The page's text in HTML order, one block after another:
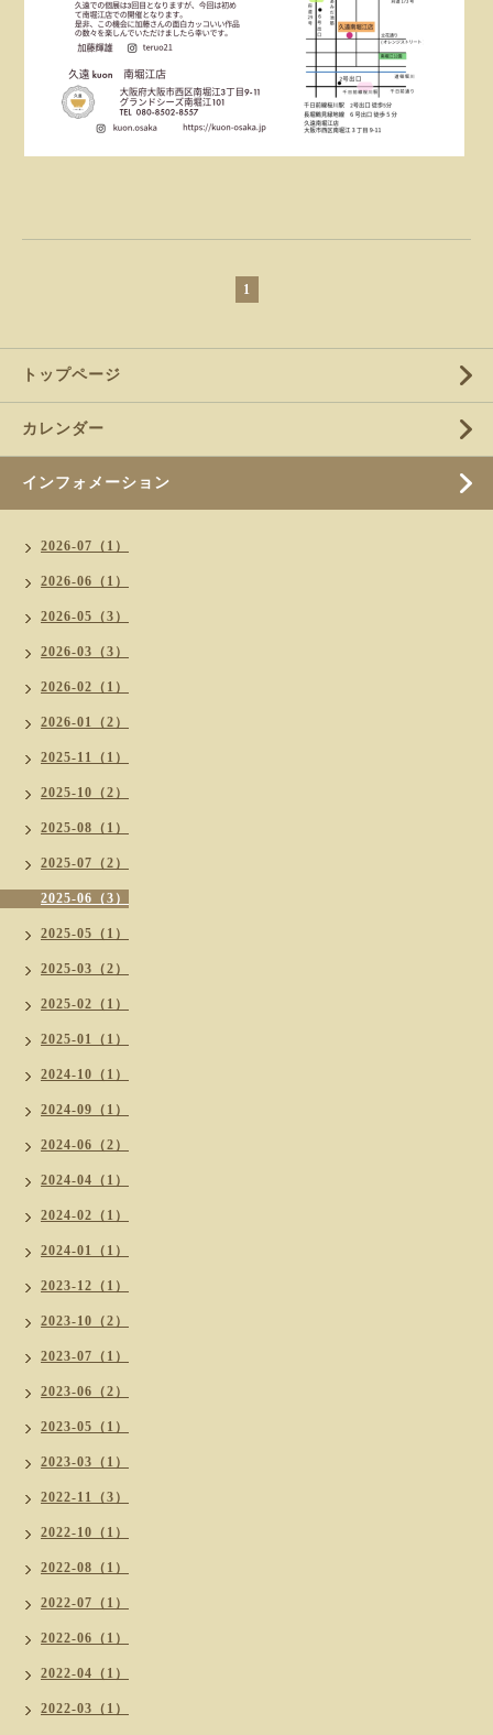
1
トップページ
カレンダー
インフォメーション
2026-07（1）
2026-06（1）
2026-05（3）
2026-03（3）
2026-02（1）
2026-01（2）
2025-11（1）
2025-10（2）
2025-08（1）
2025-07（2）
2025-06（3）
2025-05（1）
2025-03（2）
2025-02（1）
2025-01（1）
2024-10（1）
2024-09（1）
2024-06（2）
2024-04（1）
2024-02（1）
2024-01（1）
2023-12（1）
2023-10（2）
2023-07（1）
2023-06（2）
2023-05（1）
2023-03（1）
2022-11（3）
2022-10（1）
2022-08（1）
2022-07（1）
2022-06（1）
2022-04（1）
2022-03（1）